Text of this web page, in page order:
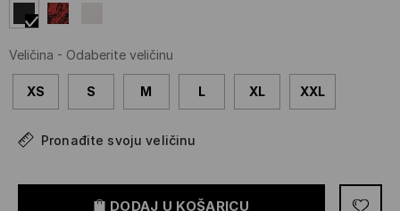
Veličina - Odaberite veličinu
XS S M L XL XXL
Pronađite svoju veličinu
DODAJ U KOŠARICU